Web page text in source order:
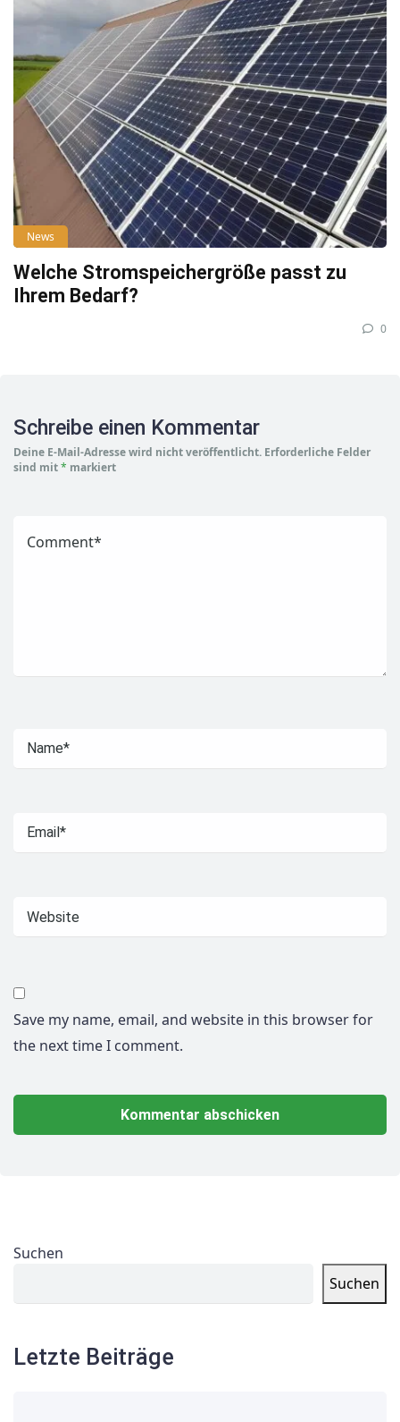
News
Welche Stromspeichergröße passt zu
Ihrem Bedarf?
0
Schreibe einen Kommentar
Deine E-Mail-Adresse wird nicht veröffentlicht. Erforderliche Felder
sind mit* markiert
Save my name, email, and website in this browser for
the next time I comment.
Suchen
Suchen
Letzte Beiträge